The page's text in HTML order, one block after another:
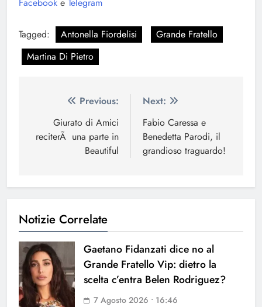
Facebook e Telegram
Tagged: Antonella Fiordelisi
Grande Fratello
Martina Di Pietro
Navigazione
articoli
Previous:
Giurato di Amici
reciterÃ una parte in
Beautiful
Next:
Fabio Caressa e
Benedetta Parodi, il
grandioso traguardo!
Notizie Correlate
Gaetano Fidanzati dice no al
Grande Fratello Vip: dietro la
scelta c’entra Belen Rodriguez?
7 Agosto 2026 • 16:46